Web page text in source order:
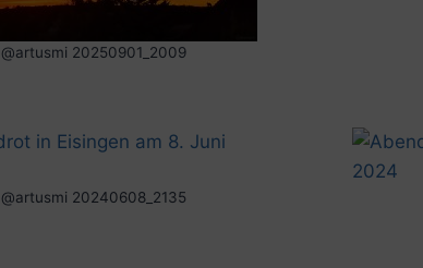
@artusmi 20250901_2009
@artusmi 20240608_2135